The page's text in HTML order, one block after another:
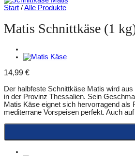
Start /Alle Produkte
Matis Schnittkäse (1
14,99 €
Der halbfeste Schnittkäse Matis wird
in der Provinz Thessalien. Sein
Matis Käse eignet sich hervorragend als
mediterrane Vorspeisen perfekt. Auch